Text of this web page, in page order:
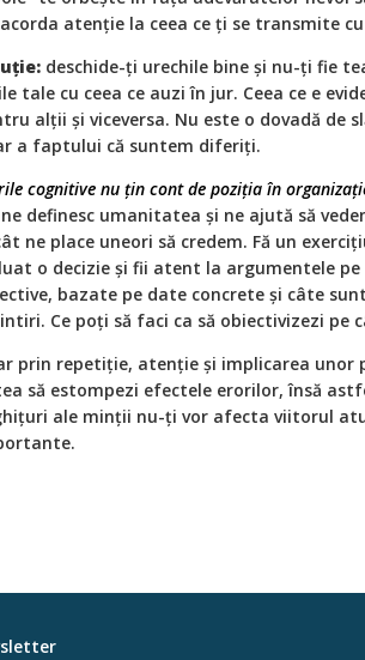
atenție la ceea ce ți se transmite
deschide-ți urechile bine și nu-ți fie
tale cu ceea ce auzi în jur. Ceea ce e
alții și viceversa. Nu este o dovadă de
a faptului că suntem diferiți.
cognitive nu țin cont de poziția în
ne definesc umanitatea și ne ajută să
ne place uneori să credem. Fă un
o decizie și fii atent la argumentele
bazate pe date concrete și câte
Ce poți să faci ca să obiectivizezi pe
prin repetiție, atenție și implicarea unor
să estompezi efectele erorilor, însă
ale minții nu-ți vor afecta viitorul